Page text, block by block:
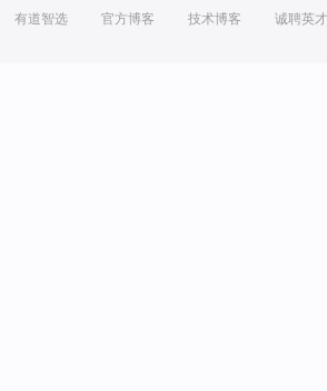
有道智选 官方博客 技术博客 诚聘英才